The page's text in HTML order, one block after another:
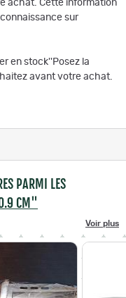
achat. Cette information
sur
en stock''Posez la
avant votre achat.
PARMI LES
CM"
Voir plus